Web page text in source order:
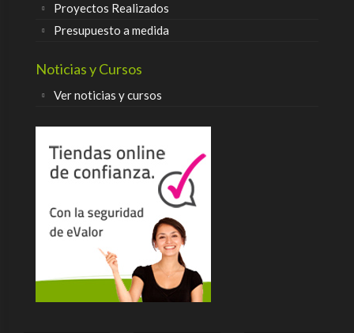
Proyectos Realizados
Presupuesto a medida
Noticias y Cursos
Ver noticias y cursos